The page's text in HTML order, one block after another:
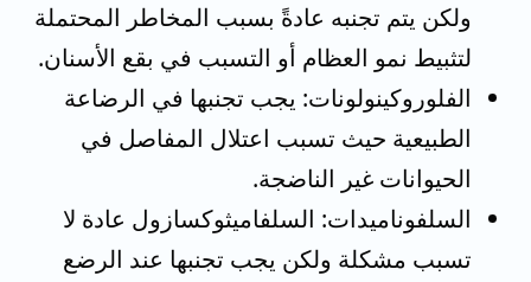
ولكن يتم تجنبه عادةً بسبب المخاطر المحتملة
لتثبيط نمو العظام أو التسبب في بقع الأسنان.
الفلوروكينولونات: يجب تجنبها في الرضاعة
الطبيعية حيث تسبب اعتلال المفاصل في
الحيوانات غير الناضجة.
السلفوناميدات: السلفاميثوكسازول عادة لا
تسبب مشكلة ولكن يجب تجنبها عند الرضع